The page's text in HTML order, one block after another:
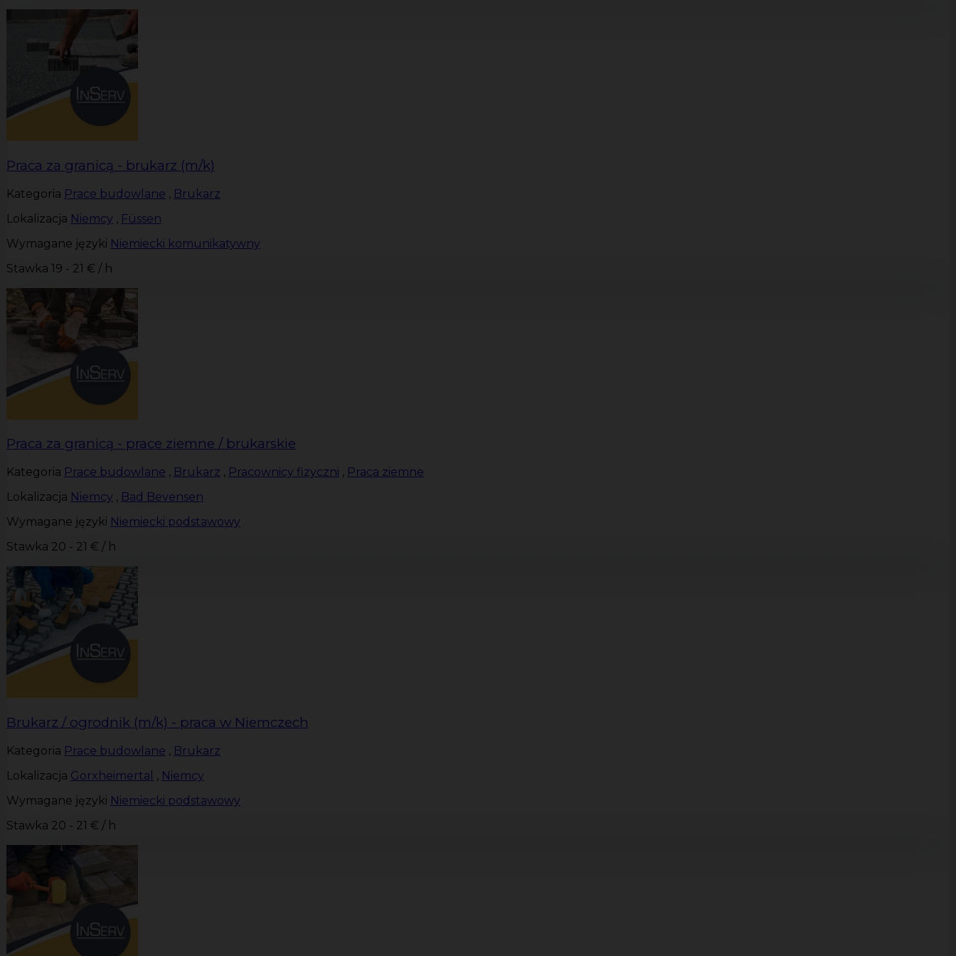
Praca za granicą - brukarz (m/k)
Kategoria Prace budowlane , Brukarz
Lokalizacja Niemcy , Füssen
Wymagane języki Niemiecki komunikatywny
Stawka 19 - 21 € / h
Praca za granicą - prace ziemne / brukarskie
Kategoria Prace budowlane , Brukarz , Pracownicy fizyczni , Praca ziemne
Lokalizacja Niemcy , Bad Bevensen
Wymagane języki Niemiecki podstawowy
Stawka 20 - 21 € / h
Brukarz / ogrodnik (m/k) - praca w Niemczech
Kategoria Prace budowlane , Brukarz
Lokalizacja Gorxheimertal , Niemcy
Wymagane języki Niemiecki podstawowy
Stawka 20 - 21 € / h